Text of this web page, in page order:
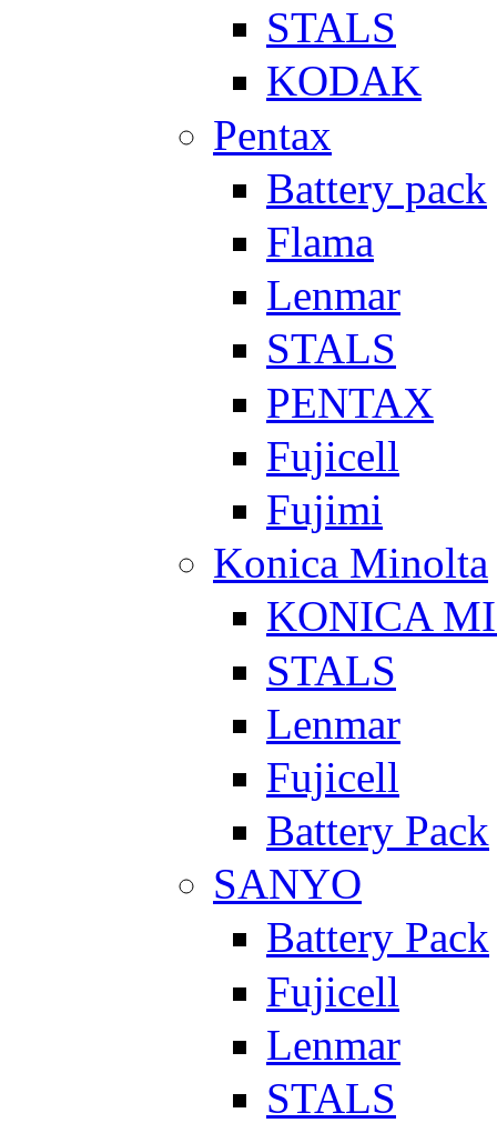
STALS
KODAK
Pentax
Battery pack
Flama
Lenmar
STALS
PENTAX
Fujicell
Fujimi
Konica Minolta
KONICA
STALS
Lenmar
Fujicell
Battery Pack
SANYO
Battery Pack
Fujicell
Lenmar
STALS